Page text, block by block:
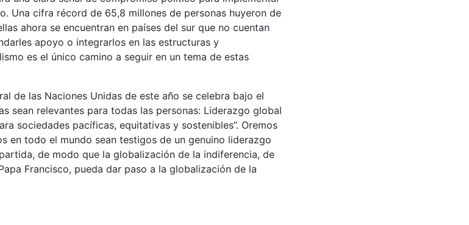
Una cifra récord de 65,8 millones de personas huyeron de
ahora se encuentran en países del sur que no cuentan
apoyo o integrarlos en las estructuras y
es el único camino a seguir en un tema de estas
de las Naciones Unidas de este año se celebra bajo el
sean relevantes para todas las personas: Liderazgo global
sociedades pacíficas, equitativas y sostenibles”. Oremos
en todo el mundo sean testigos de un genuino liderazgo
de modo que la globalización de la indiferencia, de
Francisco, pueda dar paso a la globalización de la